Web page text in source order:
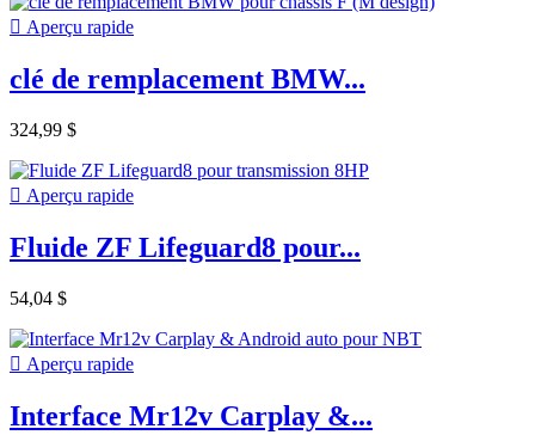
 Aperçu rapide
clé de remplacement BMW...
324,99 $
 Aperçu rapide
Fluide ZF Lifeguard8 pour...
54,04 $
 Aperçu rapide
Interface Mr12v Carplay &...